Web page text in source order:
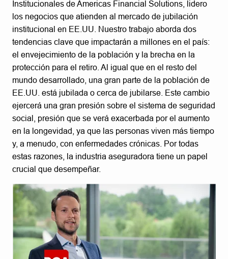
Institucionales de Americas Financial Solutions, lidero
los negocios que atienden al mercado de jubilación
institucional en EE.UU. Nuestro trabajo aborda dos
tendencias clave que impactarán a millones en el país:
el envejecimiento de la población y la brecha en la
protección para el retiro. Al igual que en el resto del
mundo desarrollado, una gran parte de la población de
EE.UU. está jubilada o cerca de jubilarse. Este cambio
ejercerá una gran presión sobre el sistema de seguridad
social, presión que se verá exacerbada por el aumento
en la longevidad, ya que las personas viven más tiempo
y, a menudo, con enfermedades crónicas. Por todas
estas razones, la industria aseguradora tiene un papel
crucial que desempeñar.